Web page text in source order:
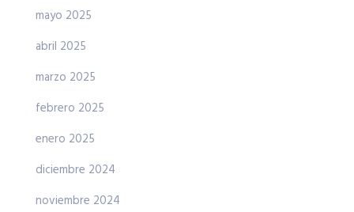
mayo 2025
abril 2025
marzo 2025
febrero 2025
enero 2025
diciembre 2024
noviembre 2024